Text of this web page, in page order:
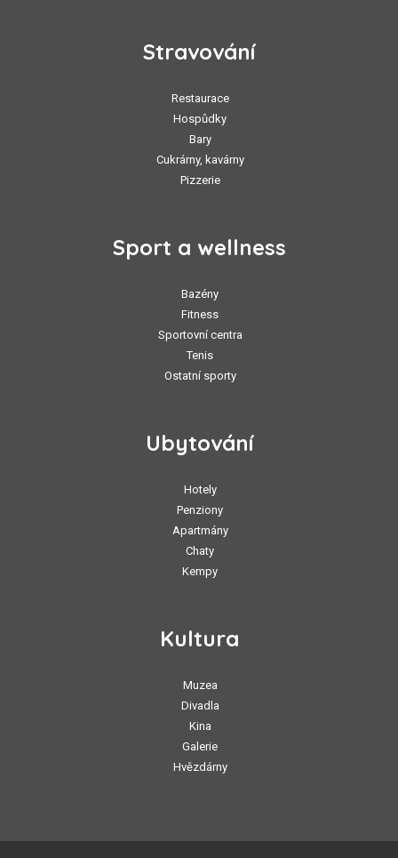
Stravování
Restaurace
Hospůdky
Bary
Cukrárny, kavárny
Pizzerie
Sport a wellness
Bazény
Fitness
Sportovní centra
Tenis
Ostatní sporty
Ubytování
Hotely
Penziony
Apartmány
Chaty
Kempy
Kultura
Muzea
Divadla
Kina
Galerie
Hvězdárny